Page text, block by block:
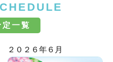
一覧
２０２６年６月